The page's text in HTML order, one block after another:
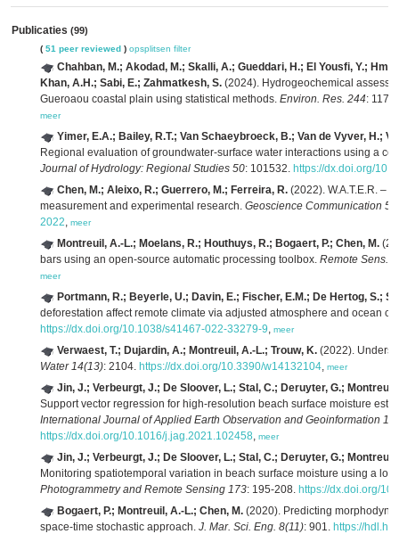
Publicaties (99)
( 51 peer reviewed ) opsplitsen filter
Chahban, M.; Akodad, M.; Skalli, A.; Gueddari, H.; El Yousfi, Y.;
Khan, A.H.; Sabi, E.; Zahmatkesh, S. (2024). Hydrogeochemical
Gueroaou coastal plain using statistical methods. Environ. Res. 244:
meer
Yimer, E.A.; Bailey, R.T.; Van Schaeybroeck, B.; Van de Vyver, H.;
Regional evaluation of groundwater-surface water interactions using a
Journal of Hydrology: Regional Studies 50: 101532. https://dx.doi.org/
Chen, M.; Aleixo, R.; Guerrero, M.; Ferreira, R. (2022). W.A.T.E.R. –
measurement and experimental research. Geoscience Communication
2022, meer
Montreuil, A.-L.; Moelans, R.; Houthuys, R.; Bogaert, P.; Chen, M.
bars using an open-source automatic processing toolbox. Remote Sens.
meer
Portmann, R.; Beyerle, U.; Davin, E.; Fischer, E.M.; De Hertog, S.;
deforestation affect remote climate via adjusted atmosphere and ocean
https://dx.doi.org/10.1038/s41467-022-33279-9, meer
Verwaest, T.; Dujardin, A.; Montreuil, A.-L.; Trouw, K. (2022).
Water 14(13): 2104. https://dx.doi.org/10.3390/w14132104, meer
Jin, J.; Verbeurgt, J.; De Sloover, L.; Stal, C.; Deruyter, G.;
Support vector regression for high-resolution beach surface moisture
International Journal of Applied Earth Observation and Geoinformation
https://dx.doi.org/10.1016/j.jag.2021.102458, meer
Jin, J.; Verbeurgt, J.; De Sloover, L.; Stal, C.; Deruyter, G.;
Monitoring spatiotemporal variation in beach surface moisture using a
Photogrammetry and Remote Sensing 173: 195-208. https://dx.doi.org/
Bogaert, P.; Montreuil, A.-L.; Chen, M. (2020). Predicting
space-time stochastic approach. J. Mar. Sci. Eng. 8(11): 901. https://